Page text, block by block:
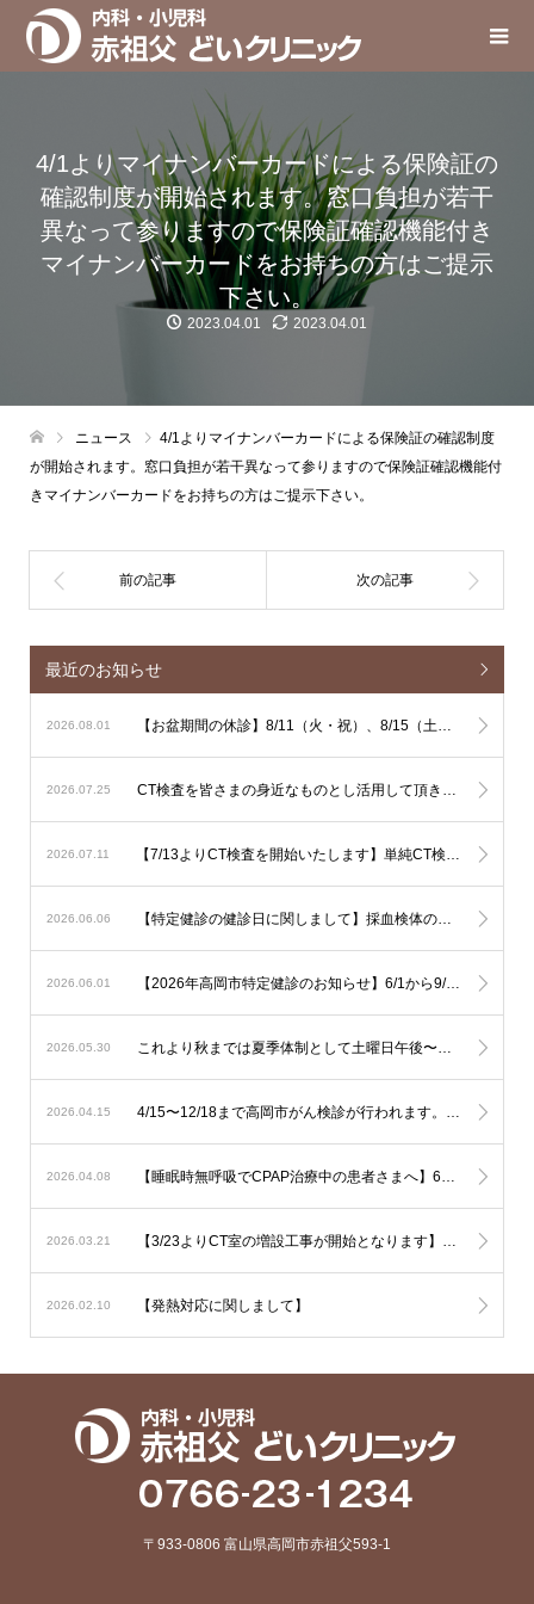
4/1よりマイナンバーカードによる保険証の
確認制度が開始されます。窓口負担が若干
異なって参りますので保険証確認機能付き
マイナンバーカードをお持ちの方はご提示
下さい。
2023.04.01 2023.04.01
ニュース
4/1よりマイナンバーカードによる保険証の確認制度
が開始されます。窓口負担が若干異なって参りますので保険証確認機能付
きマイナンバーカードをお持ちの方はご提示下さい。
最近のお知らせ
2026.08.01
2026.07.25
2026.07.11
2026.06.06 【特定健診の健診日に関しまして】採血検体の集配と保存の関係で、健診は月曜日から土曜日午前（土曜日午後、日曜日を除く）でお願いいたします。
2026.06.01 【2026年高岡市特定健診のお知らせ】6/1から9/30の期間で行われます。予約は不要ですので受診券をご持参の上直接ご受診下さい。可能なようでしたら食事を抜いての健診をお勧め致します。
2026.05.30 これより秋までは夏季体制として土曜日午後〜日曜は少人数での運用となります。診察状況により診療の遅延を生じる可能性も考慮されますが対応人数は維持する必要がありますので発熱への検査は流行状況をもとに当日判断が必要なものに限定した対応とさせて頂きます。
2026.04.15
2026.04.08
2026.03.21
2026.02.10 【発熱対応に関しまして】
〒933-0806 富山県高岡市赤祖父593-1